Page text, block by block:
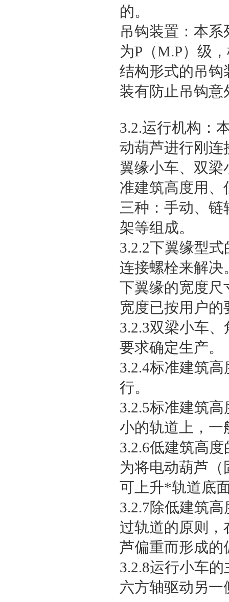
的。
吊钩装置：本系
为P（M.P）级
结构形式的吊钩
装有防止吊钩
3.2.运行机构：
动葫芦进行刚连
翼缘小车、双梁
准建筑高度用
三种：手动、
架等组成。
3.2.2下翼缘型
连接螺栓来解决
下翼缘的宽度尺
宽度已按用户
3.2.3双梁小车
要求确定生产。
3.2.4标准建筑
行。
3.2.5标准建筑
小的轨道上，一
3.2.6低建筑高
为将电动葫芦
可上升*轨道底
3.2.7除低建筑
过轨道的原则，
芦偏重而形成的
3.2.8运行小车
六方轴驱动另一